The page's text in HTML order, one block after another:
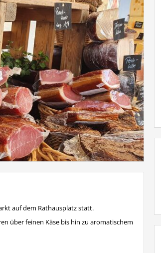
auf dem Rathausplatz statt.
über feinen Käse bis hin zu aromatischem